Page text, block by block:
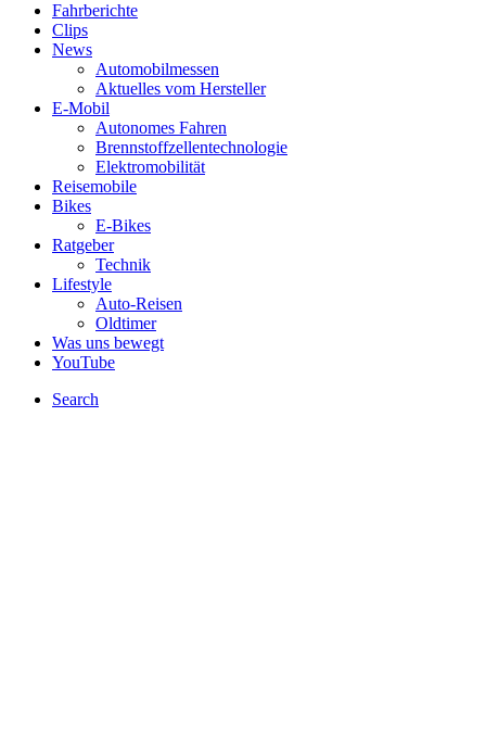
Fahrberichte
Clips
News
Automobilmessen
Aktuelles vom Hersteller
E-Mobil
Autonomes Fahren
Brennstoffzellentechnologie
Elektromobilität
Reisemobile
Bikes
E-Bikes
Ratgeber
Technik
Lifestyle
Auto-Reisen
Oldtimer
Was uns bewegt
YouTube
Search